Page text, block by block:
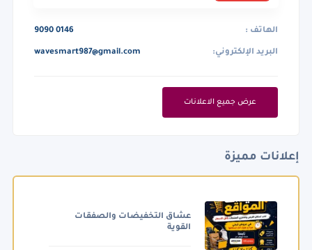
الهاتف : 9090 0146
البريد الإلكتروني: wavesmart987@gmail.com
عرض جميع الاعلانات
إعلانات مميزة
عشاق التخفيضات والصفقات
القوية